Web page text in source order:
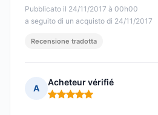
Pubblicato il 24/11/2017 à 00h00
a seguito di un acquisto di 24/11/2017
Recensione tradotta
A
Acheteur vérifié
Nota: 5 su 5